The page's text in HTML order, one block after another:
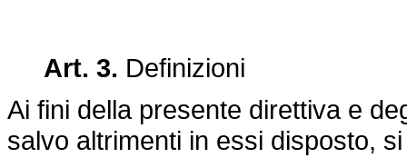
Art. 3. Definizioni
Ai fini della presente direttiva e
salvo altrimenti in essi disposto,